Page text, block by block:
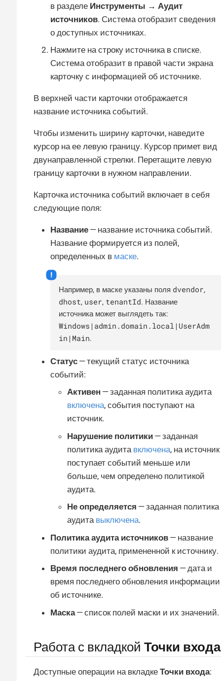
в разделе Инструменты → Аудит
источников. Система отобразит сведения
о доступных источниках.
Нажмите на строку источника в списке.
Система отобразит в правой части экрана
карточку с информацией об источнике.
В верхней части карточки отображается
название источника событий.
Чтобы изменить ширину карточки, наведите
курсор на ее левую границу. Курсор примет вид
двунаправленной стрелки. Перетащите левую
границу карточки в нужном направлении.
Карточка источника событий включает в себя
следующие поля:
Название — название источника событий.
Название формируется из полей,
определенных в маске.
Например, в маске указаны поля dvendor,
dhost, user, tenantId. Название
источника может выглядеть так:
Windows|admin.domain.local|UserAdm
in|Main.
Статус — текущий статус источника
событий:
Активен — заданная политика аудита
включена, события поступают на
источник.
Нарушение политики — заданная
политика аудита включена, на источник
поступает событий меньше или
больше, чем определено политикой
аудита.
Не определяется — заданная политика
аудита выключена.
Политика аудита источников — название
политики аудита, примененной к источнику.
Время последнего обновления — дата и
время последнего обновления информации
об источнике.
Маска— список полей маски и их значений.
Работа с вкладкой Точки входа
Доступные операции на вкладке Точки входа: